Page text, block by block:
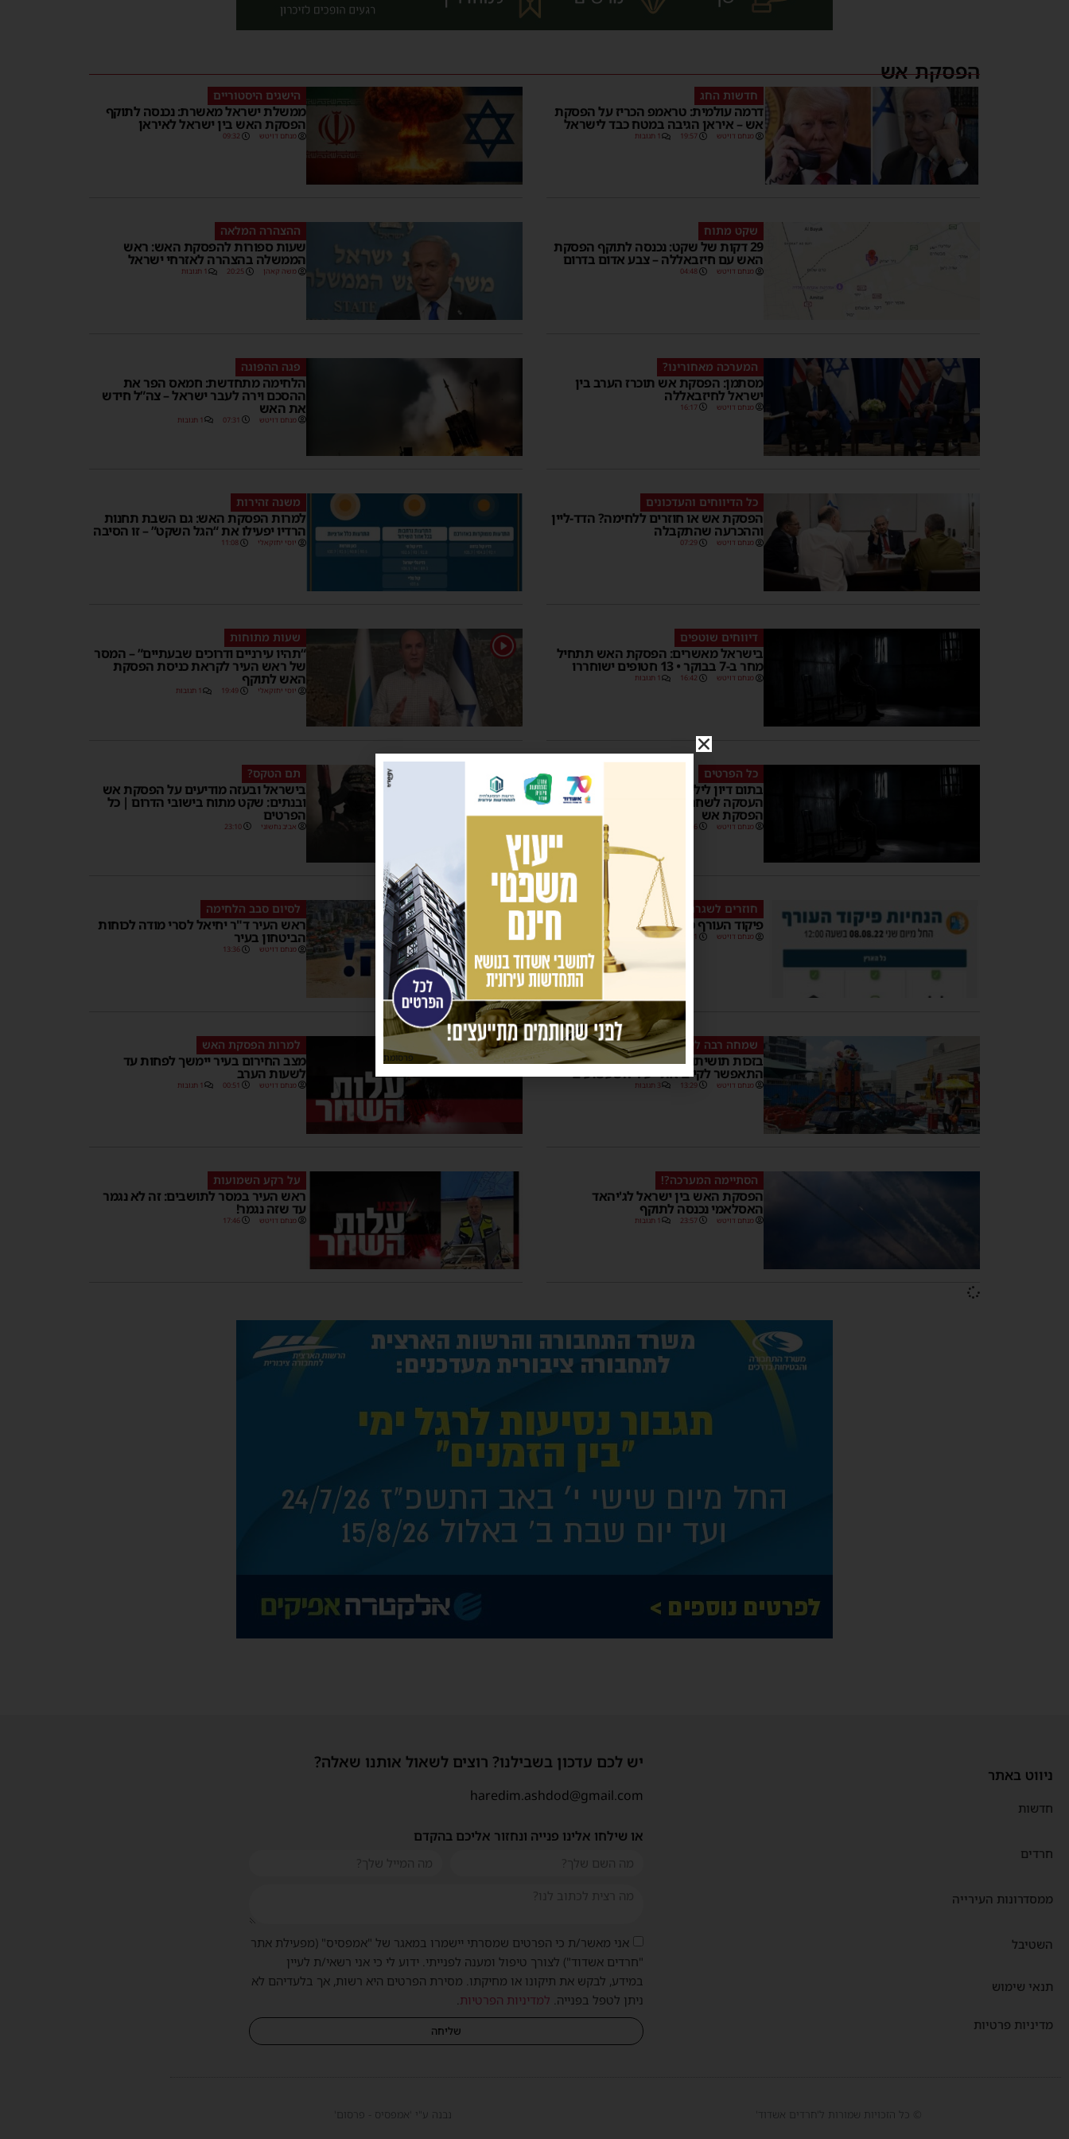
הפסקת אש
חדשות החג
דרמה עולמית: טראמפ הכריז על הפסקת
אש – איראן הגיבה במטח כבד לישראל
מנחם דויטש 19:57 1 תגובות
הישגים היסטוריים
ממשלת ישראל מאשרת: נכנסה לתוקף
הפסקת האש בין ישראל לאיראן
מנחם דויטש 09:32
שקט מתוח
29 דקות של שקט: נכנסה לתוקף הפסקת
האש עם חיזבאללה – צבע אדום בדרום
מנחם דויטש 04:48
ההצהרה המלאה
שעות ספורות להפסקת האש: ראש
הממשלה בהצהרה לאזרחי ישראל
משה קאהן 20:25 1 תגובות
המערכה מאחורינו?
מסתמן: הפסקת אש תוכרז הערב בין
ישראל לחיזבאללה
מנחם דויטש 16:17
פגה ההפוגה
הלחימה מתחדשת: חמאס הפר את
ההסכם וירה לעבר ישראל – צה”ל חידש
את האש
מנחם דויטש 07:31 1 תגובות
כל הדיווחים והעדכונים
הפסקת אש או חוזרים ללחימה? הדד-ליין
וההכרעה שהתקבלה
מנחם דויטש 07:29
משנה זהירות
למרות הפסקת האש: גם השבת תחנות
הרדיו יפעילו את “הגל השקט” – זו הסיבה
יוסי יחזקאלי 11:08
דיווחים שוטפים
בישראל מאשרים: הפסקת האש תתחיל
מחר ב-7 בבוקר • 13 חטופים ישוחררו
מנחם דויטש 16:42 1 תגובות
1 שעות מתוחות
“תהיו עירניים ודרוכים שבעתיים” – המסר
של ראש העיר לקראת כניסת הפסקת
האש לתוקף
יוסי יחזקאלי 19:49 1 תגובות
כל הפרטים
בתום דיון לילי: הממשלה אישרה את
העסקה לשחרור חלק מהחטופים תמורת
הפסקת אש
מנחם דויטש 07:16
תם הטקס?
בישראל ובעזה מודיעים על הפסקת אש
ובנתים: שקט מתוח בישובי הדרום | כל
הפרטים
אביב נחשוני 23:10
חוזרים לשגרה
פיקוד העורף מודיע על הסרת המגבלות
מנחם דויטש 13:41
לסיום סבב הלחימה
ראש העיר ד"ר יחיאל לסרי מודה לכוחות
הביטחון בעיר
מנחם דויטש 13:36
שמחה רבה לילדי העיר
בזכות תושיתו של הרב חיים אמסילי
התאפשר לקיים את "עיר השעשועים"
מנחם דויטש 13:29 3 תגובות
למרות הפסקת האש
מצב החירום בעיר יימשך לפחות עד
לשעות הערב
מנחם דויטש 00:51 1 תגובות
הסתיימה המערכה?!
הפסקת האש בין ישראל לג'יהאד
האסלאמי נכנסה לתוקף
מנחם דויטש 23:57 1 תגובות
על רקע השמועות
ראש העיר במסר לתושבים: זה לא נגמר
עד שזה נגמר!
מנחם דויטש 17:46
ניווט באתר
חדשות
חרדים
ממסדרונות העירייה
השטיבל
תנאי שימוש
מדיניות פרטיות
יש לכם עדכון בשבילנו? רוצים לשאול אותנו שאלה?
haredim.ashdod@gmail.com
או שילחו אלינו פנייה ונחזור אליכם בהקדם
אני מאשר/ת כי הפרטים שמסרתי יישמרו במאגר של "אמפסיס" (מפעילת אתר
"חרדים אשדוד") לצורך טיפול ומענה לפנייתי. ידוע לי כי אני רשאי/ת לעיין
במידע, לבקש את תיקונו או מחיקתו. מסירת הפרטים היא רשות, אך בלעדיהם לא
ניתן לטפל בפנייה. למדיניות הפרטיות
שליחה
© כל הזכויות שמורות ל'חרדים אשדוד' נבנה ע"י 'אמפסיס - פרסום'
פרסומת